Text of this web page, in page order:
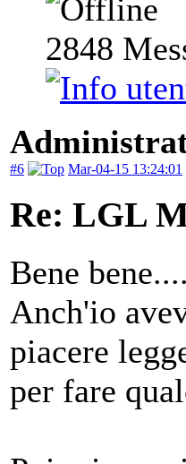
2848
#6 Mar-04-15 13:24:01
Re: LGL
Bene bene....
Anch'io
piacere
per fare